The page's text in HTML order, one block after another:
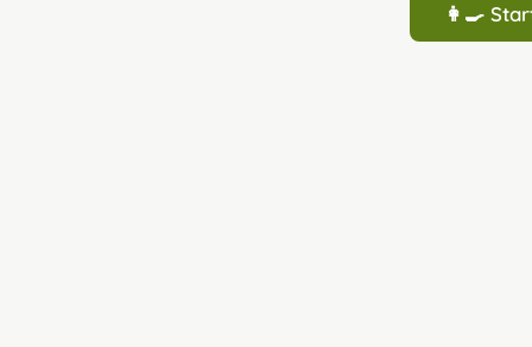
👩‍🍳